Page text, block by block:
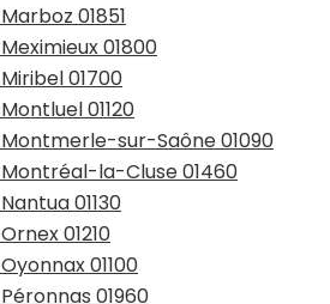
01851
01800
01700
01120
sur-Saône 01090
la-Cluse 01460
01130
01210
01100
01960